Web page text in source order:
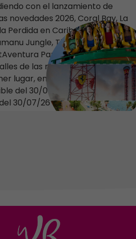
con el lanzamiento de
novedades 2026, Coral Bay, La
Perdida en Caribe Aquatic Park
Jungle, The Adventure Trek,
Park, os compartimos
de las nuevas promociones.
lugar, encontrareis una oferta
del 30/07/26 al 17/08/26 para
30/07/26 al 06/01/27. Esta
en hasta un 40% de descuento